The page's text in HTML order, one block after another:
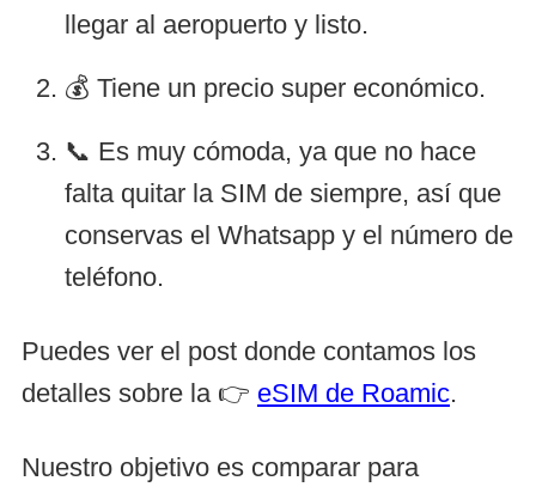
llegar al aeropuerto y listo.
💰 Tiene un precio super económico.
📞 Es muy cómoda, ya que no hace
falta quitar la SIM de siempre, así que
conservas el Whatsapp y el número de
teléfono.
Puedes ver el post donde contamos los
detalles sobre la 👉 eSIM de Roamic.
Nuestro objetivo es comparar para